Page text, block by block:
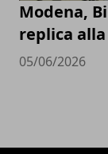
Modena,
replica alla
05/06/2026